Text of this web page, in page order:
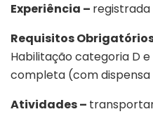
Experiência – registrada
Requisitos
Habilitação categoria D
completa (com
Atividades –